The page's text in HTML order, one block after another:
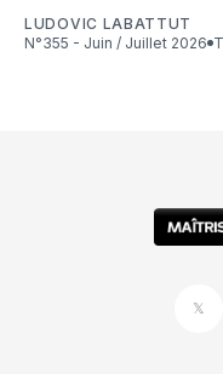
LUDOVIC LABATTUT
N°355 - Juin / Juillet 2026
𝕏